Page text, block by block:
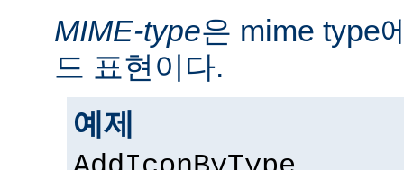
MIME-type은 mime type
드 표현이다.
예제